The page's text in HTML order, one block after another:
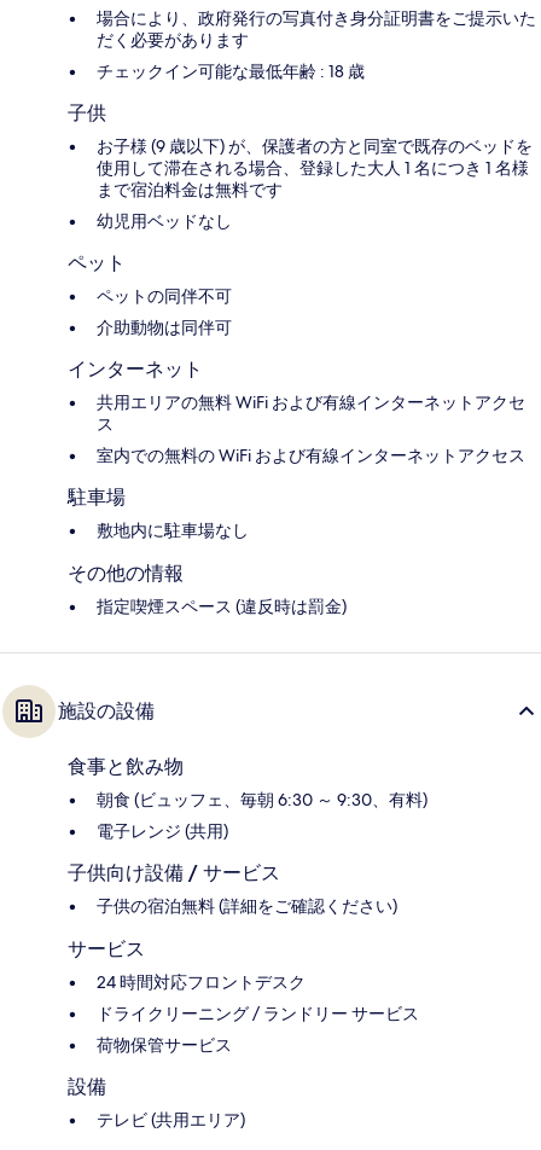
場合により、政府発行の写真付き身分証明書をご提示いた
だく必要があります
チェックイン可能な最低年齢 : 18 歳
子供
お子様 (9 歳以下) が、保護者の方と同室で既存のベッドを
使用して滞在される場合、登録した大人 1 名につき 1 名様
まで宿泊料金は無料です
幼児用ベッドなし
ペット
ペットの同伴不可
介助動物は同伴可
インターネット
共用エリアの無料 WiFi および有線インターネットアクセ
ス
室内での無料の WiFi および有線インターネットアクセス
駐車場
敷地内に駐車場なし
その他の情報
指定喫煙スペース (違反時は罰金)
施設の設備
食事と飲み物
朝食 (ビュッフェ、毎朝 6:30 ～ 9:30、有料)
電子レンジ (共用)
子供向け設備 / サービス
子供の宿泊無料 (詳細をご確認ください)
サービス
24 時間対応フロントデスク
ドライクリーニング / ランドリー サービス
荷物保管サービス
設備
テレビ (共用エリア)